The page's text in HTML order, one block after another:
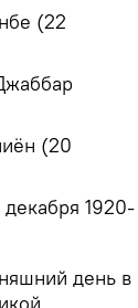
(22
(20
1920-
день в